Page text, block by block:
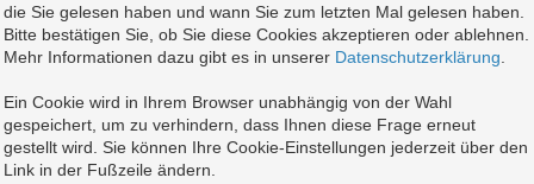
die Sie gelesen haben und wann Sie zum letzten Mal gelesen haben.
Bitte bestätigen Sie, ob Sie diese Cookies akzeptieren oder ablehnen.
Mehr Informationen dazu gibt es in unserer Datenschutzerklärung
Ein Cookie wird in Ihrem Browser unabhängig von der Wahl
gespeichert, um zu verhindern, dass Ihnen diese Frage erneut
gestellt wird. Sie können Ihre Cookie-Einstellungen jederzeit über den
Link in der Fußzeile ändern.